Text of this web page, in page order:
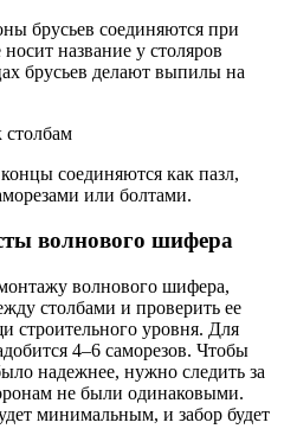
брусьев соединяются при
название у столяров
брусьев делают выпилы на
столбам
соединяются как пазл,
или болтами.
волнового шифера
волнового шифера,
столбами и проверить ее
строительного уровня. Для
4–6 саморезов. Чтобы
надежнее, нужно следить за
не были одинаковыми.
минимальным, и забор будет